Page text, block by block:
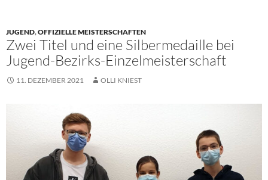
JUGEND,OFFIZIELLE MEISTERSCHAFTEN
Zwei Titel und eine Silbermedaille bei
Jugend-Bezirks-Einzelmeisterschaft
11. DEZEMBER 2021 OLLI KNIEST